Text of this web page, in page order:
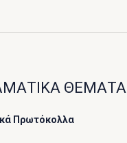
ΘΕΜΑΤΑ
Πρωτόκολλα